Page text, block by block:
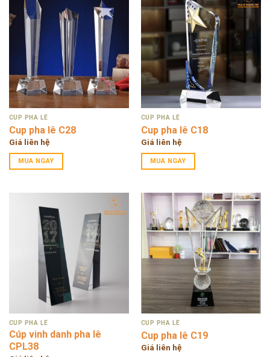
CÚP PHA LÊ
Cup pha lê C28
Giá liên hệ
MUA NGAY
CÚP PHA LÊ
Cup pha lê C18
Giá liên hệ
MUA NGAY
CÚP PHA LÊ
Cúp vinh danh pha lê
CPL38
CÚP PHA LÊ
Cup pha lê C19
Giá liên hệ